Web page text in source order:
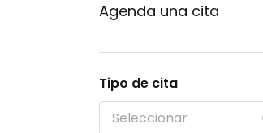
Agenda una cita
Tipo de cita
Seleccionar